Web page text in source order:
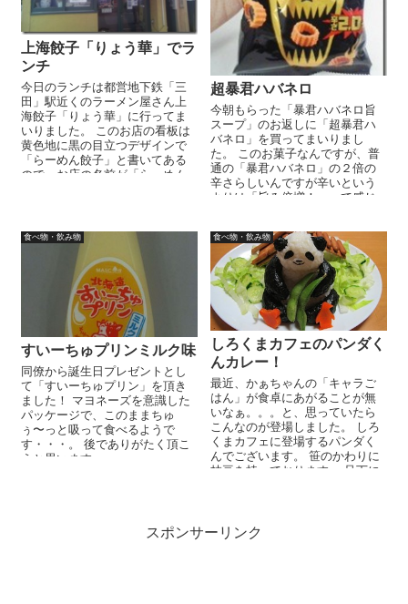
上海餃子「りょう華」でラ
ンチ
今日のランチは都営地下鉄「三
田」駅近くのラーメン屋さん上
海餃子「りょう華」に行ってま
いりました。 このお店の看板は
黄色地に黒の目立つデザインで
「らーめん餃子」と書いてある
ので、お店の名前が「らーめん
超暴君ハバネロ
今朝もらった「暴君ハバネロ旨
スープ」のお返しに「超暴君ハ
バネロ」を買ってまいりまし
た。 このお菓子なんですが、普
通の「暴君ハバネロ」の２倍の
辛さらしいんですが辛いという
よりは「旨み倍増！」って感じ
食べ物・飲み物
すいーちゅプリンミルク味
同僚から誕生日プレゼントとし
て「すいーちゅプリン」を頂き
ました！ マヨネーズを意識した
パッケージで、このままちゅ
ぅ〜っと吸って食べるようで
す・・・。 後でありがたく頂こ
うと思います。
食べ物・飲み物
しろくまカフェのパンダく
んカレー！
最近、かぁちゃんの「キャラご
はん」が食卓にあがることが無
いなぁ。。。と、思っていたら
こんなのが登場しました。 しろ
くまカフェに登場するパンダく
んでございます。 笹のかわりに
枝豆を持っております。 足下に
スポンサーリンク